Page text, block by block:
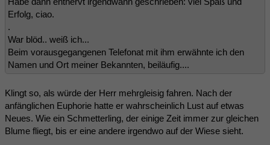
Erfolg, ciao.
.
War blöd.. weiß ich...
Beim vorausgegangenen Telefonat mit ihm erwähnte ich den
Namen und Ort meiner Bekannten, beiläufig....
Klingt so, als würde der Herr mehrgleisig fahren. Nach der
anfänglichen Euphorie hatte er wahrscheinlich Lust auf etwas
Neues. Wie ein Schmetterling, der einige Zeit immer zur gleichen
Blume fliegt, bis er eine andere irgendwo auf der Wiese sieht.